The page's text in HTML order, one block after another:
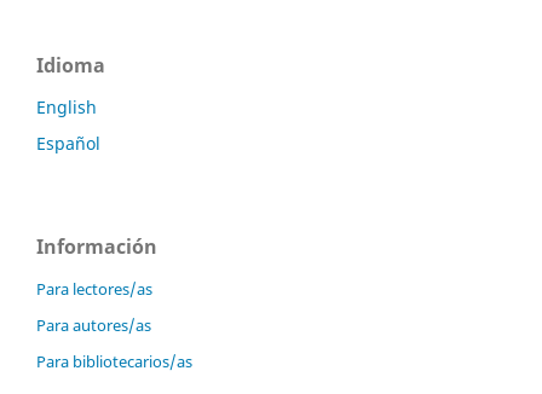
Idioma
English
Español
Información
Para lectores/as
Para autores/as
Para bibliotecarios/as